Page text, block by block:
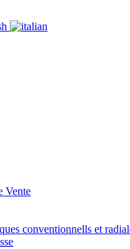
Vente
conventionnells et